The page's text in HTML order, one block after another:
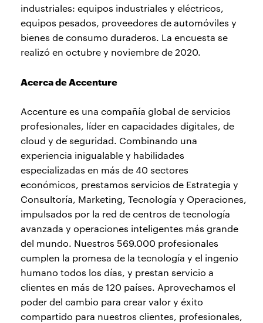
industriales: equipos industriales y eléctricos,
equipos pesados, proveedores de automóviles y
bienes de consumo duraderos. La encuesta se
realizó en octubre y noviembre de 2020.
Acerca de Accenture
Accenture es una compañía global de servicios
profesionales, líder en capacidades digitales, de
cloud y de seguridad. Combinando una
experiencia inigualable y habilidades
especializadas en más de 40 sectores
económicos, prestamos servicios de Estrategia y
Consultoría, Marketing, Tecnología y Operaciones,
impulsados por la red de centros de tecnología
avanzada y operaciones inteligentes más grande
del mundo. Nuestros 569.000 profesionales
cumplen la promesa de la tecnología y el ingenio
humano todos los días, y prestan servicio a
clientes en más de 120 países. Aprovechamos el
poder del cambio para crear valor y éxito
compartido para nuestros clientes, profesionales,